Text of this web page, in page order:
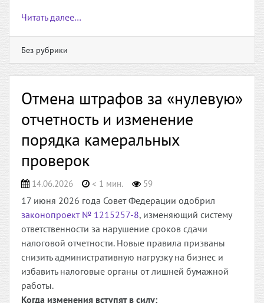
Читать далее…
Без рубрики
Отмена штрафов за «нулевую»
отчетность и изменение
порядка камеральных
проверок
14.06.2026 < 1 мин. 59
17 июня 2026 года Совет Федерации одобрил
законопроект № 1215257-8, изменяющий систему
ответственности за нарушение сроков сдачи
налоговой отчетности. Новые правила призваны
снизить административную нагрузку на бизнес и
избавить налоговые органы от лишней бумажной
работы.
Когда изменения вступят в силу: